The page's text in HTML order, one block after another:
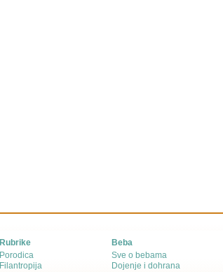
Rubrike
Porodica
Filantropija
Beba
Sve o bebama
Dojenje i dohrana